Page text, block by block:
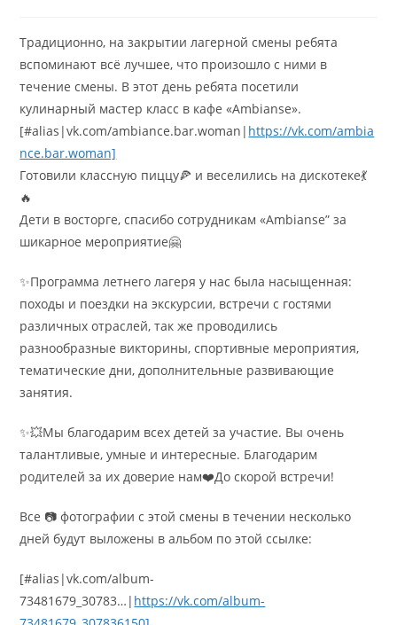
Традиционно, на закрытии лагерной смены ребята
вспоминают всё лучшее, что произошло с ними в
течение смены. В этот день ребята посетили
кулинарный мастер класс в кафе «Ambianse».
[#alias|vk.com/ambiance.bar.woman| https://vk.com/ambia
nce.bar.woman]
Готовили классную пиццу🍕 и веселились на дискотеке💃
🔥
Дети в восторге, спасибо сотрудникам «Ambianse” за
шикарное мероприятие🤗
✨Программа летнего лагеря у нас была насыщенная:
походы и поездки на экскурсии, встречи с гостями
различных отраслей, так же проводились
разнообразные викторины, спортивные мероприятия,
тематические дни, дополнительные развивающие
занятия.
✨💥Мы благодарим всех детей за участие. Вы очень
талантливые, умные и интересные. Благодарим
родителей за их доверие нам❤️До скорой встречи!
Все 📷 фотографии с этой смены в течении несколько
дней будут выложены в альбом по этой ссылке:
[#alias|vk.com/album-
73481679_30783…| https://vk.com/album-